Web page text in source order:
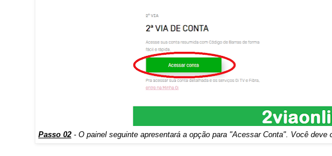
Passo 02 - O painel seguinte apresentará a opção para "Acessar Conta". Você